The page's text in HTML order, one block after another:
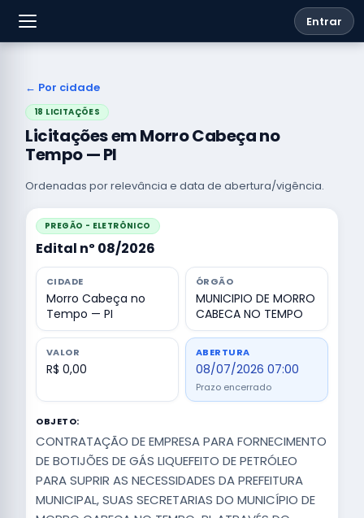
Entrar
← Por cidade
18 LICITAÇÕES
Licitações em Morro Cabeça no
Tempo — PI
Ordenadas por relevância e data de abertura/vigência.
PREGÃO - ELETRÔNICO
Edital nº 08/2026
CIDADE
Morro Cabeça no
Tempo — PI
ÓRGÃO
MUNICIPIO DE MORRO
CABECA NO TEMPO
VALOR
R$ 0,00
ABERTURA
08/07/2026 07:00
Prazo encerrado
OBJETO:
CONTRATAÇÃO DE EMPRESA PARA FORNECIMENTO
DE BOTIJÕES DE GÁS LIQUEFEITO DE PETRÓLEO
PARA SUPRIR AS NECESSIDADES DA PREFEITURA
MUNICIPAL, SUAS SECRETARIAS DO MUNICÍPIO DE